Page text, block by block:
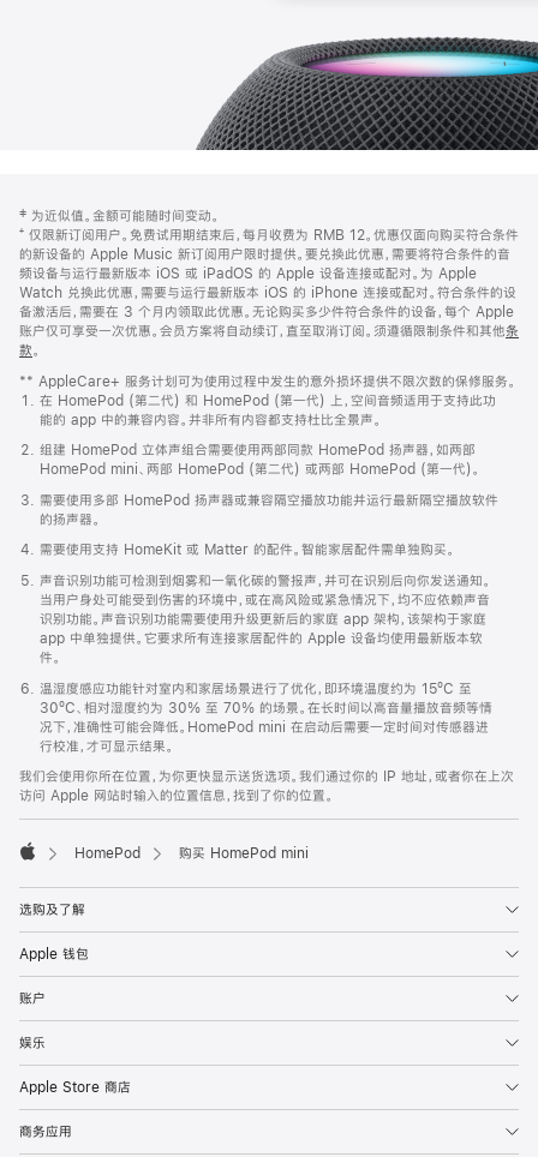
页
页
脚
注
‡ 为近似值。金额可能随时间变动。
⁺ 仅限新订阅用户。免费试用期结束后，每月收费为 RMB 12。优惠仅面向购买符合条件
的新设备的 Apple Music 新订阅用户限时提供。要兑换此优惠，需要将符合条件的音
频设备与运行最新版本 iOS 或 iPadOS 的 Apple 设备连接或配对。为 Apple
Watch 兑换此优惠，需要与运行最新版本 iOS 的 iPhone 连接或配对。符合条件的设
备激活后，需要在 3 个月内领取此优惠。无论购买多少件符合条件的设备，每个 Apple
账户仅可享受一次优惠。会员方案将自动续订，直至取消订阅。须遵循限制条件和其他条
款。
窗
口
中
打
开)
** AppleCare+ 服务计划可为使用过程中发生的意外损坏提供不限次数的保修服务。
在 HomePod (第二代) 和 HomePod (第一代) 上，空间音频适用于支持此功
能的 app 中的兼容内容。并非所有内容都支持杜比全景声。
组建 HomePod 立体声组合需要使用两部同款 HomePod 扬声器，如两部
HomePod mini、两部 HomePod (第二代) 或两部 HomePod (第一代)。
需要使用多部 HomePod 扬声器或兼容隔空播放功能并运行最新隔空播放软件
的扬声器。
需要使用支持 HomeKit 或 Matter 的配件。智能家居配件需单独购买。
声音识别功能可检测到烟雾和一氧化碳的警报声，并可在识别后向你发送通知。
当用户身处可能受到伤害的环境中，或在高风险或紧急情况下，均不应依赖声音
识别功能。声音识别功能需要使用升级更新后的家庭 app 架构，该架构于家庭
app 中单独提供。它要求所有连接家居配件的 Apple 设备均使用最新版本软
件。
温湿度感应功能针对室内和家居场景进行了优化，即环境温度约为 15ºC 至
30ºC、相对湿度约为 30% 至 70% 的场景。在长时间以高音量播放音频等情
况下，准确性可能会降低。HomePod mini 在启动后需要一定时间对传感器进
行校准，才可显示结果。
我们会使用你所在位置，为你更快显示送货选项。我们通过你的 IP 地址，或者你在上次
访问 Apple 网站时输入的位置信息，找到了你的位置。
HomePod 购买 HomePod mini
选购及了解
Apple 钱包
账户
娱乐
Apple Store 商店
商务应用